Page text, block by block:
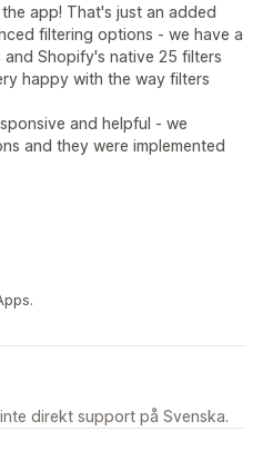
app! That's just an added
filtering options - we have a
Shopify's native 25 filters
happy with the way filters
and helpful - we
and they were implemented
direkt support på Svenska.